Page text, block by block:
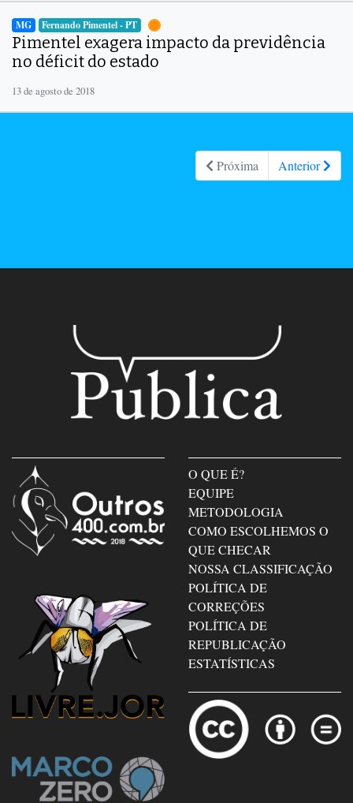
MG Fernando Pimentel - PT
Pimentel exagera impacto da previdência
no déficit do estado
13 de agosto de 2018
Próxima Anterior
O QUE É?
EQUIPE
METODOLOGIA
COMO ESCOLHEMOS O
QUE CHECAR
NOSSA CLASSIFICAÇÃO
POLÍTICA DE
CORREÇÕES
POLÍTICA DE
REPUBLICAÇÃO
ESTATÍSTICAS